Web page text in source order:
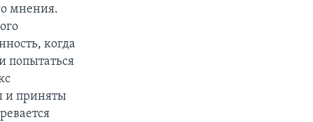
мнения.
когда
попытаться
и приняты